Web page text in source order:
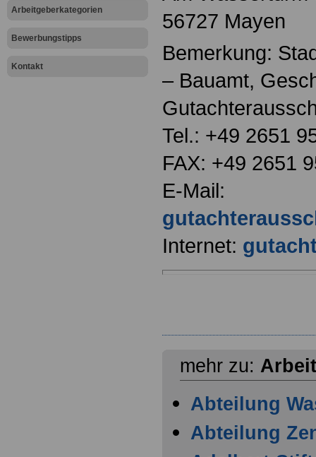
Arbeitgeberkategorien
Bewerbungstipps
Kontakt
56727 Mayen
Bemerkung:
– Bauamt,
Tel.: +49 2651
FAX: +49 2651
E-Mail:
Internet:
mehr zu:
Abteilung
Abteilung